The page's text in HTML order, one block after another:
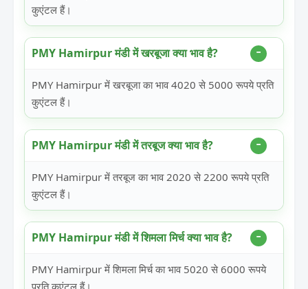
कुएंटल हैं।
PMY Hamirpur मंडी में खरबूजा क्या भाव है?
PMY Hamirpur में खरबूजा का भाव 4020 से 5000 रूपये प्रति
कुएंटल हैं।
PMY Hamirpur मंडी में तरबूज क्या भाव है?
PMY Hamirpur में तरबूज का भाव 2020 से 2200 रूपये प्रति
कुएंटल हैं।
PMY Hamirpur मंडी में शिमला मिर्च क्या भाव है?
PMY Hamirpur में शिमला मिर्च का भाव 5020 से 6000 रूपये
प्रति कुएंटल हैं।